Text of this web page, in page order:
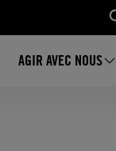
AGIR AVEC NOUS